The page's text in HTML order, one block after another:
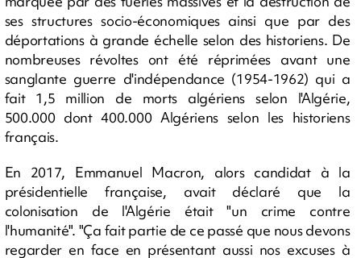
ses structures socio-économiques ainsi que par des
déportations à grande échelle selon des historiens. De
nombreuses révoltes ont été réprimées avant une
sanglante guerre d'indépendance (1954-1962) qui a
fait 1,5 million de morts algériens selon l'Algérie,
500.000 dont 400.000 Algériens selon les historiens
français.
En 2017, Emmanuel Macron, alors candidat à la
présidentielle française, avait déclaré que la
colonisation de l'Algérie était "un crime contre
l'humanité". "Ça fait partie de ce passé que nous devons
regarder en face en présentant aussi nos excuses à